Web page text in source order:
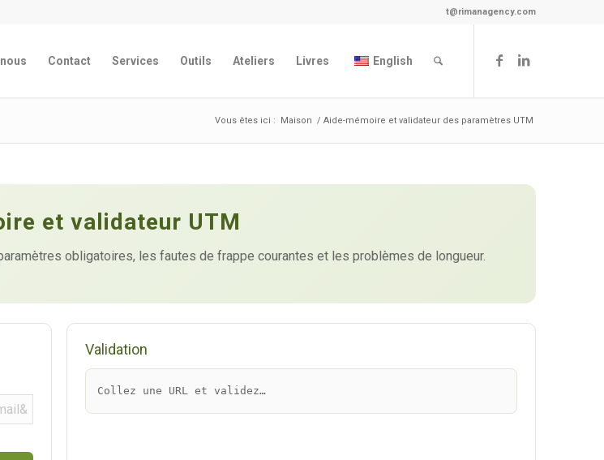
t@rimanagency.com
Contact Services Outils Ateliers Livres English
Vous êtes ici : Maison / Aide-mémoire et validateur des paramètres UTM
et validateur UTM
obligatoires, les fautes de frappe courantes et les problèmes de longueur.
Validation
Collez une URL et validez…